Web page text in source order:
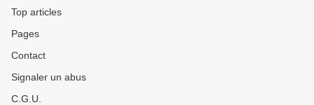
l'Union européenne
Top articles
Pages
Contact
Signaler un abus
C.G.U.